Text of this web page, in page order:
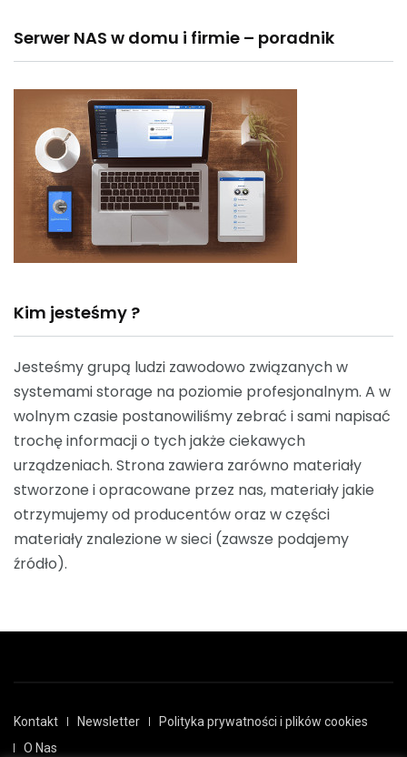
Serwer NAS w domu i firmie – poradnik
Kim jesteśmy ?
Jesteśmy grupą ludzi zawodowo związanych w
systemami storage na poziomie profesjonalnym. A w
wolnym czasie postanowiliśmy zebrać i sami napisać
trochę informacji o tych jakże ciekawych
urządzeniach. Strona zawiera zarówno materiały
stworzone i opracowane przez nas, materiały jakie
otrzymujemy od producentów oraz w części
materiały znalezione w sieci (zawsze podajemy
źródło).
Kontakt Newsletter
Polityka prywatności i plików cookies
O Nas